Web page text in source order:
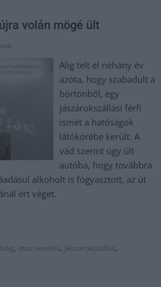
volán mögé ült
Alig telt el néhány év
azóta, hogy szabadult a
börtönből, egy
jászárokszállási férfi
ismét a hatóságok
látókörébe került. A
vád szerint úgy ült
autóba, hogy továbbra
alkoholt is fogyasztott, az út
ért véget.
, ittas vezetés, Jászárokszállás,